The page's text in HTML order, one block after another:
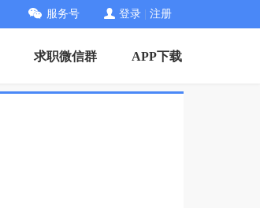
服务号 登录 注册
求职微信群 APP下载